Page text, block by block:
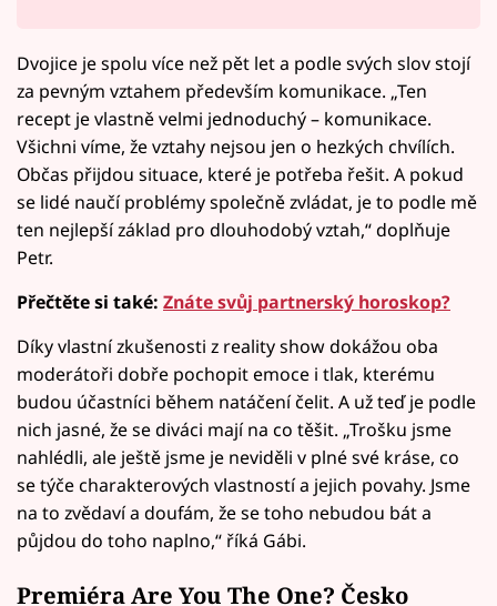
Dvojice je spolu více než pět let a podle svých slov stojí
za pevným vztahem především komunikace. „Ten
recept je vlastně velmi jednoduchý – komunikace.
Všichni víme, že vztahy nejsou jen o hezkých chvílích.
Občas přijdou situace, které je potřeba řešit. A pokud
se lidé naučí problémy společně zvládat, je to podle mě
ten nejlepší základ pro dlouhodobý vztah,“ doplňuje
Petr.
Přečtěte si také: Znáte svůj partnerský horoskop?
Díky vlastní zkušenosti z reality show dokážou oba
moderátoři dobře pochopit emoce i tlak, kterému
budou účastníci během natáčení čelit. A už teď je podle
nich jasné, že se diváci mají na co těšit. „Trošku jsme
nahlédli, ale ještě jsme je neviděli v plné své kráse, co
se týče charakterových vlastností a jejich povahy. Jsme
na to zvědaví a doufám, že se toho nebudou bát a
půjdou do toho naplno,“ říká Gábi.
Premiéra Are You The One? Česko